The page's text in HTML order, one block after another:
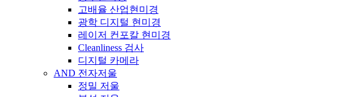
고배율 산업현미경
광학 디지털 현미경
레이저 컨포칼 현미경
Cleanliness 검사
디지털 카메라
AND 전자저울
정밀 저울